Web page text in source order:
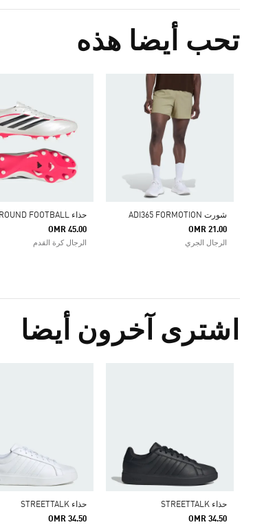
تحب أيضا هذه
شورت ADI365 FORMOTION
OMR 21.00
الرجال الجري
OMR 45.00
الرجال كرة القدم
اشترى آخرون أيضا
حذاء STREETTALK
OMR 34.50
حذاء STREETTALK
OMR 34.50